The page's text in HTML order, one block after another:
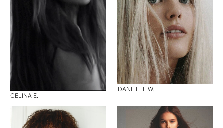
CELINA E.
DANIELLE W.